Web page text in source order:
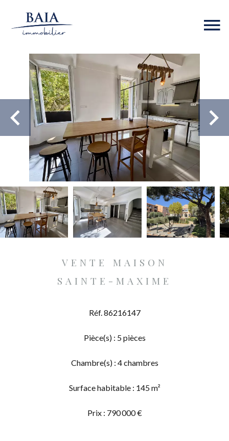
VENTE MAISON
SAINTE-MAXIME
Réf. 86216147
Pièce(s) : 5 pièces
Chambre(s) : 4 chambres
Surface habitable : 145 m²
Prix : 790 000 €